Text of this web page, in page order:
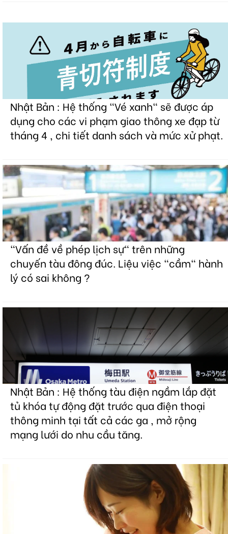
Nhật Bản : Hệ thống "Vé xanh" sẽ được áp
dụng cho các vi phạm giao thông xe đạp từ
tháng 4 , chi tiết danh sách và mức xử phạt.
"Vấn đề về phép lịch sự" trên những
chuyến tàu đông đúc. Liệu việc "cầm" hành
lý có sai không ?
Nhật Bản : Hệ thống tàu điện ngầm lắp đặt
tủ khóa tự động đặt trước qua điện thoại
thông minh tại tất cả các ga , mở rộng
mạng lưới do nhu cầu tăng.